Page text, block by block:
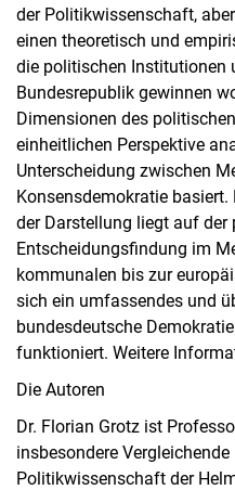
der Politikwissenschaft,
einen theoretisch und
die politischen Institutionen
Bundesrepublik gewinnen
Dimensionen des
einheitlichen Perspektive
Unterscheidung zwischen
Konsensdemokratie
der Darstellung liegt auf
Entscheidungsfindung im
kommunalen bis zur
sich ein umfassendes und
bundesdeutsche
funktioniert. Weitere
Die Autoren
Dr. Florian Grotz ist
insbesondere
Politikwissenschaft der